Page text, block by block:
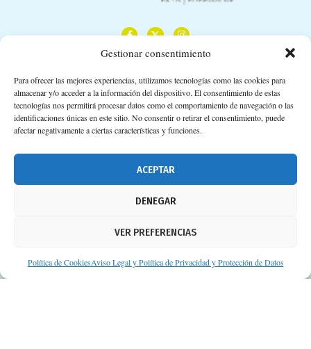
Gestionar consentimiento
Para ofrecer las mejores experiencias, utilizamos tecnologías como las cookies para
almacenar y/o acceder a la información del dispositivo. El consentimiento de estas
tecnologías nos permitirá procesar datos como el comportamiento de navegación o las
identificaciones únicas en este sitio. No consentir o retirar el consentimiento, puede
afectar negativamente a ciertas características y funciones.
ACEPTAR
DENEGAR
VER PREFERENCIAS
Política de CookiesAviso Legal y Política de Privacidad y Protección de Datos
Calle Camino de los Descubrimientos, 11,
Planta 3ª 41092 – Sevilla
674 02 62 03
Aviso legal
Protección de datos personales
Suscripción a Newsletter